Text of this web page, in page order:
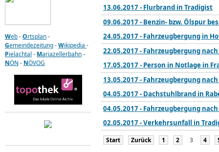
13.06.2017 - Flurbrand in Tradigist
09.06.2017 - Benzin- bzw. Ölspur
24.05.2017 - Fahrzeugbergung in
22.05.2017 - Fahrzeugbergung
17.05.2017 - Person in Notlage in
13.05.2017 - Fahrzeugbergung
04.05.2017 - Dachstuhlbrand in
04.05.2017 - Fahrzeugbergung
02.05.2017 - Verkehrsunfall in
Start Zurück 1 2 3 4
Web-Ortsplan-
Gemeindezeitung-Wikipedia -
Pielachtal - Mariazellerbahn-
NÖN - NÖVOG